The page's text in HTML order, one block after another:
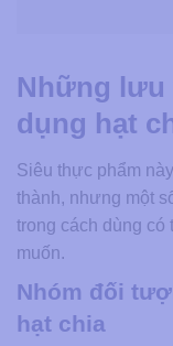
Những lưu
dụng hạt
Siêu thực phẩm
thành, nhưng một
trong cách dùng có
muốn.
Nhóm đối
hạt chia